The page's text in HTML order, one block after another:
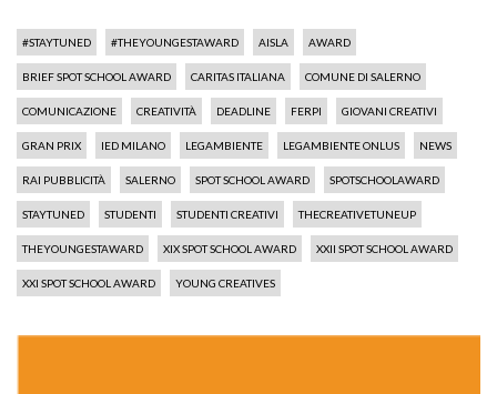
#STAYTUNED #THEYOUNGESTAWARD AISLA AWARD
BRIEF SPOT SCHOOL AWARD CARITAS ITALIANA COMUNE DI SALERNO
COMUNICAZIONE CREATIVITÀ DEADLINE FERPI GIOVANI CREATIVI
GRAN PRIX IED MILANO LEGAMBIENTE LEGAMBIENTE ONLUS NEWS
RAI PUBBLICITÀ SALERNO SPOT SCHOOL AWARD SPOTSCHOOLAWARD
STAYTUNED STUDENTI STUDENTI CREATIVI THECREATIVETUNEUP
THEYOUNGESTAWARD XIX SPOT SCHOOL AWARD XXII SPOT SCHOOL AWARD
XXI SPOT SCHOOL AWARD YOUNG CREATIVES